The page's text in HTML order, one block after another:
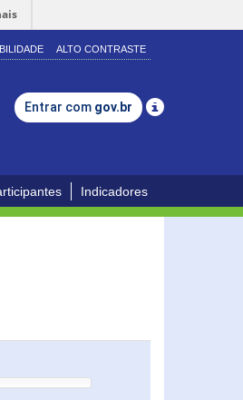
ALTO CONTRASTE
Entrar com gov.br
Indicadores